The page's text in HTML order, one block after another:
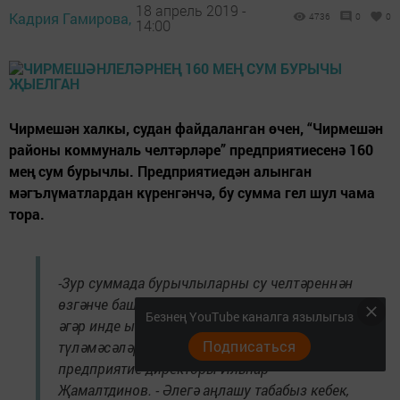
Кадрия Гамирова, 18 апрель 2019 -
14:00
4736 0 0
Чирмешән халкы, судан файдаланган өчен, “Чирмешән
районы коммуналь челтәрләре” предприятиесенә 160
мең сум бурычлы. Предприятиедән алынган
мәгълүматлардан күренгәнчә, бу сумма гел шул чама
тора.
-Зур суммада бурычлыларны су челтәреннән
өзгәнче башта хуҗалары белән сөйләшәбез,
әгәр инде ышандырган вакытка бурычларын
түләмәсәләр андыйлар сусыз кала, - ди
предприятие директоры Ильнар
Җамалтдинов. - Әлегә аңлашу табабыз кебек,
Безнең YouTube каналга язылыгыз
Подписаться